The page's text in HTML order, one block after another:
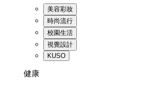
美容彩妝
時尚流行
校園生活
視覺設計
KUSO
健康